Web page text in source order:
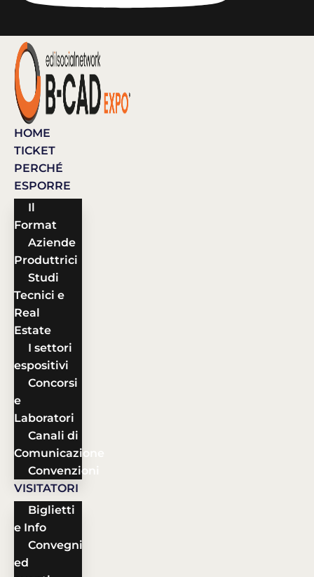
HOME
TICKET
PERCHÉ
ESPORRE
Il
Format
Aziende
Produttrici
Studi
Tecnici e
Real
Estate
I settori
espositivi
Concorsi
e
Laboratori
Canali di
Comunicazione
Convenzioni
VISITATORI
Biglietti
e Info
Convegni
ed